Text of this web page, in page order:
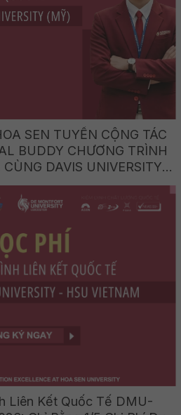
SEN TUYỂN CỘNG TÁC
BUDDY CHƯƠNG TRÌNH
DAVIS UNIVERSITY
Liên Kết Quốc Tế DMU-